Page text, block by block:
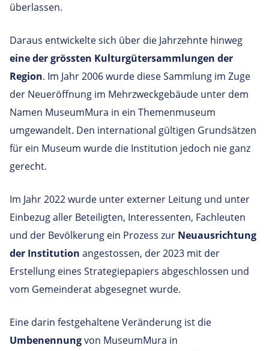
überlassen.
Daraus entwickelte sich über die Jahrzehnte hinweg
eine der grössten Kulturgütersammlungen der
Region. Im Jahr 2006 wurde diese Sammlung im Zuge
der Neueröffnung im Mehrzweckgebäude unter dem
Namen MuseumMura in ein Themenmuseum
umgewandelt. Den international gültigen Grundsätzen
für ein Museum wurde die Institution jedoch nie ganz
gerecht.
Im Jahr 2022 wurde unter externer Leitung und unter
Einbezug aller Beteiligten, Interessenten, Fachleuten
und der Bevölkerung ein Prozess zur Neuausrichtung
der Institution angestossen, der 2023 mit der
Erstellung eines Strategiepapiers abgeschlossen und
vom Gemeinderat abgesegnet wurde.
Eine darin festgehaltene Veränderung ist die
Umbenennungvon MuseumMura in